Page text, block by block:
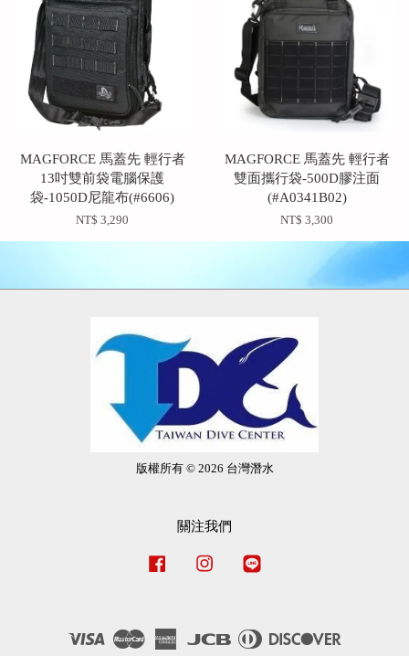
MAGFORCE 馬蓋先 輕行者
13吋雙前袋電腦保護
袋-1050D尼龍布(#6606)
NT$ 3,290
MAGFORCE 馬蓋先 輕行者
雙面攜行袋-500D膠注面
(#A0341B02)
NT$ 3,300
版權所有 © 2026 台灣潛水
關注我們
Facebook Instagram
Visa Master
American
JCB
Diners